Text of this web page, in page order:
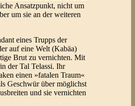
Ansatzpunkt, nicht um
um sie an der weiteren
eines Trupps der
auf eine Welt (Kabäa)
Brut zu vernichten. Mit
der Tal Telassi. Ihr
einen »fatalen Traum«
Geschwür über möglichst
und sie vernichten